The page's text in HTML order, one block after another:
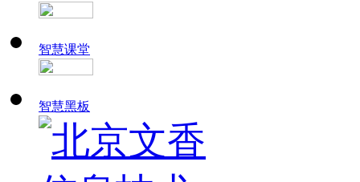
智慧课堂
智慧黑板